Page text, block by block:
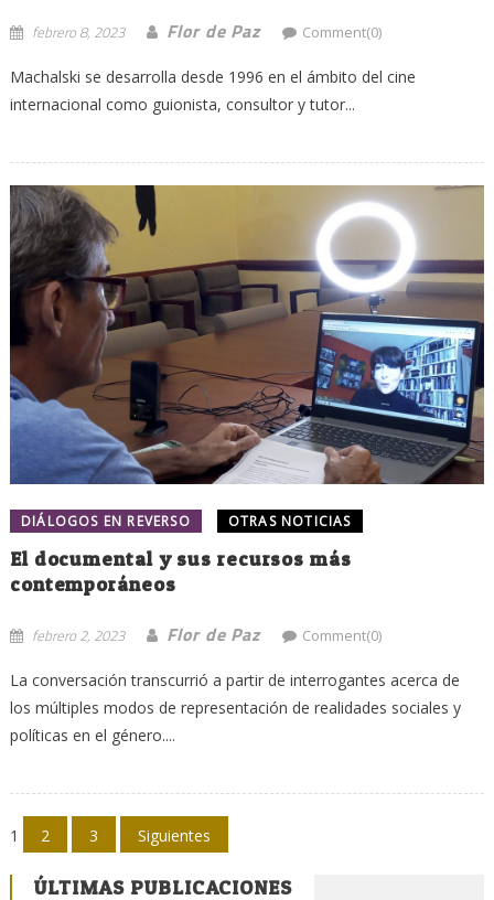
febrero 8, 2023 Flor de Paz Comment(0)
Machalski se desarrolla desde 1996 en el ámbito del cine
internacional como guionista, consultor y tutor...
DIÁLOGOS EN REVERSO OTRAS NOTICIAS
El documental y sus recursos más
contemporáneos
febrero 2, 2023 Flor de Paz Comment(0)
La conversación transcurrió a partir de interrogantes acerca de
los múltiples modos de representación de realidades sociales y
políticas en el género....
Navegación
de
1 2 3 Siguientes
ÚLTIMAS PUBLICACIONES